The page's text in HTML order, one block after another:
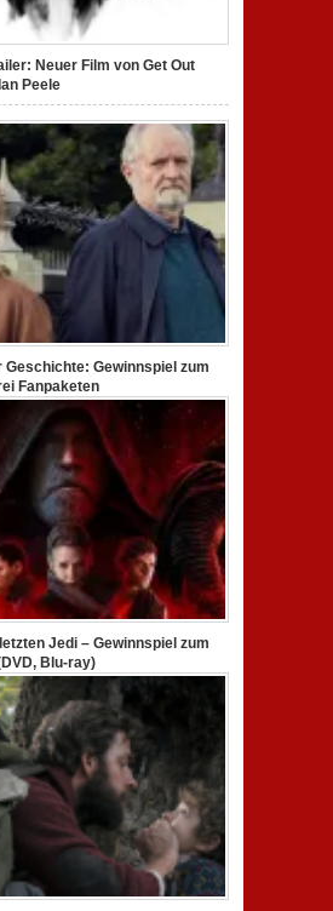
Neuer Film von Get Out
Peele
Geschichte: Gewinnspiel zum
Fanpaketen
Jedi – Gewinnspiel zum
Blu-ray)